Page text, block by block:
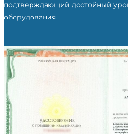
подтверждающий достойный
оборудования.